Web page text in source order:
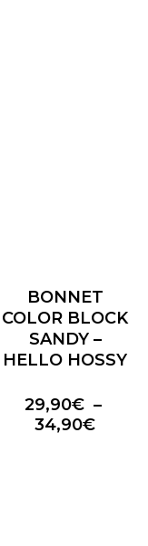
BONNET
COLOR BLOCK
SANDY –
HELLO HOSSY
29,90€ –
34,90€Plage